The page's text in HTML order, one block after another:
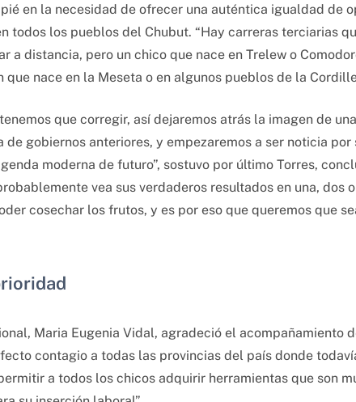
en la necesidad de ofrecer una auténtica igualdad de
todos los pueblos del Chubut. “Hay carreras terciarias
a distancia, pero un chico que nace en Trelew o
nace en la Meseta o en algunos pueblos de la
que corregir, así dejaremos atrás la imagen de
gobiernos anteriores, y empezaremos a ser noticia por
moderna de futuro”, sostuvo por último Torres,
vea sus verdaderos resultados en una, dos
cosechar los frutos, y es por eso que queremos que
Maria Eugenia Vidal, agradeció el acompañamiento
contagio a todas las provincias del país donde
a todos los chicos adquirir herramientas que son